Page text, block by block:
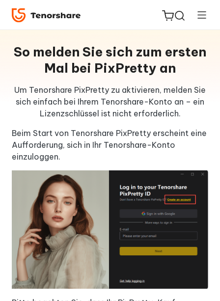
ReiBoot
for iOS
PDNob
PDF
Editor
Neu
iAnyGo
So melden Sie sich zum ersten
Mal bei PixPretty an
Um Tenorshare PixPretty zu aktivieren, melden Sie
sich einfach bei Ihrem Tenorshare-Konto an – ein
Lizenzschlüssel ist nicht erforderlich.
Beim Start von Tenorshare PixPretty erscheint eine
Aufforderung, sich in Ihr Tenorshare-Konto
einzuloggen.